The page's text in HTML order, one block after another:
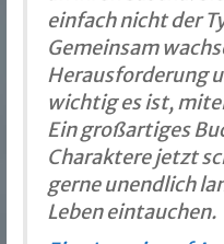
einfach nicht der
Gemeinsam
Herausforderung
wichtig es ist,
Ein großartiges
Charaktere jetzt
gerne unendlich
Leben eintauchen.